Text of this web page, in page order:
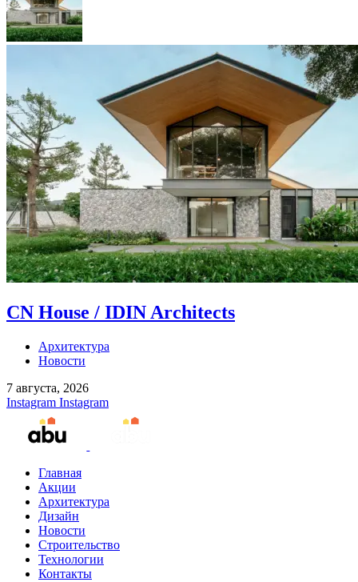
CN House / IDIN Architects
Архитектура
Новости
7 августа, 2026
Instagram Instagram
Главная
Акции
Архитектура
Дизайн
Новости
Строительство
Технологии
Контакты